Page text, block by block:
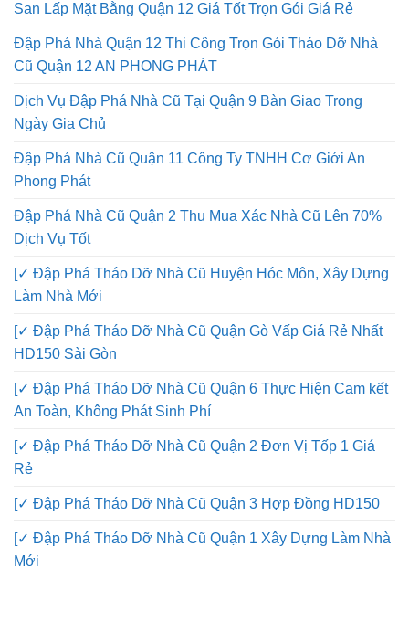
San Lấp Mặt Bằng Quận 12 Giá Tốt Trọn Gói Giá Rẻ
Đập Phá Nhà Quận 12 Thi Công Trọn Gói Tháo Dỡ Nhà
Cũ Quận 12 AN PHONG PHÁT
Dịch Vụ Đập Phá Nhà Cũ Tại Quận 9 Bàn Giao Trong
Ngày Gia Chủ
Đập Phá Nhà Cũ Quận 11 Công Ty TNHH Cơ Giới An
Phong Phát
Đập Phá Nhà Cũ Quận 2 Thu Mua Xác Nhà Cũ Lên 70%
Dịch Vụ Tốt
[✓ Đập Phá Tháo Dỡ Nhà Cũ Huyện Hóc Môn, Xây Dựng
Làm Nhà Mới
[✓ Đập Phá Tháo Dỡ Nhà Cũ Quận Gò Vấp Giá Rẻ Nhất
HD150 Sài Gòn
[✓ Đập Phá Tháo Dỡ Nhà Cũ Quận 6 Thực Hiện Cam kết
An Toàn, Không Phát Sinh Phí
[✓ Đập Phá Tháo Dỡ Nhà Cũ Quận 2 Đơn Vị Tốp 1 Giá
Rẻ
[✓ Đập Phá Tháo Dỡ Nhà Cũ Quận 3 Hợp Đồng HD150
[✓ Đập Phá Tháo Dỡ Nhà Cũ Quận 1 Xây Dựng Làm Nhà
Mới